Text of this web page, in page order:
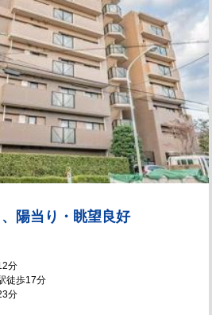
陽当り・眺望良好
分
徒歩17分
分